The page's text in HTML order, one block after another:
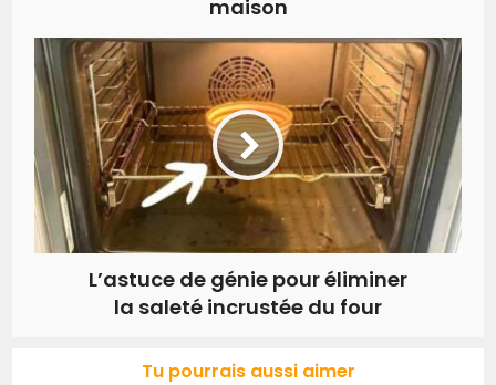
maison
L’astuce de génie pour éliminer
la saleté incrustée du four
Tu pourrais aussi aimer